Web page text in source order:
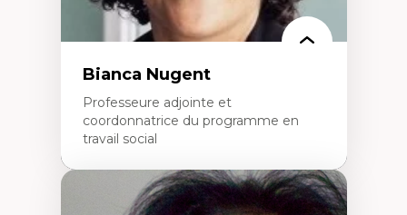
Bianca Nugent
Professeure adjointe et
coordonnatrice du programme en
travail social
Expertises